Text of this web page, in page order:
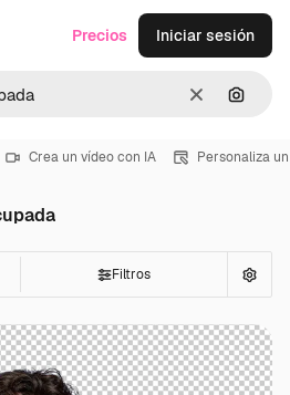
Borrar
Precios Iniciar sesión
Crea un vídeo con IA Personaliza
Filtros